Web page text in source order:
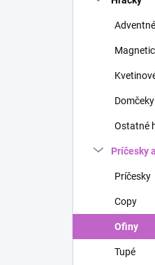
Ostatné
Príčesky
Príčesky
Copy
Ofiny
Tupé